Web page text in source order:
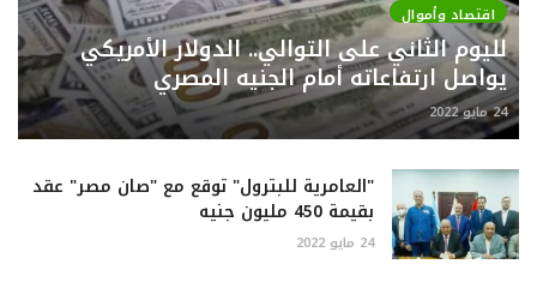
اقتصاد وأموال
لليوم الثاني على التوالي.. الدولار الأمريكي
يواصل ارتفاعاته أمام الجنيه المصري
24 مايو 2022
"العامرية للبترول" توقع مع "صان مصر" عقد
بقيمة 450 مليون جنيه
24 مايو 2022